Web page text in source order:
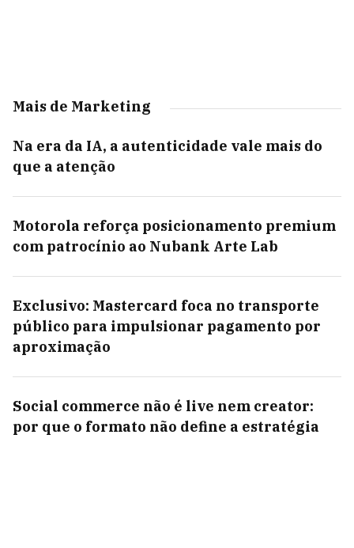
Mais de Marketing
Na era da IA, a autenticidade vale mais do
que a atenção
Motorola reforça posicionamento premium
com patrocínio ao Nubank Arte Lab
Exclusivo: Mastercard foca no transporte
público para impulsionar pagamento por
aproximação
Social commerce não é live nem creator:
por que o formato não define a estratégia